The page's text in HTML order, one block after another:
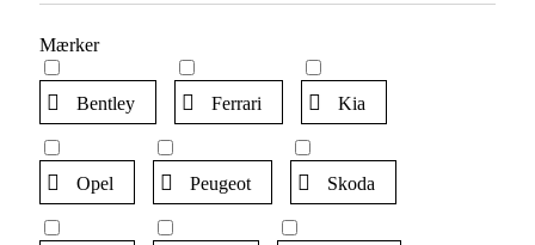
Mærker
Bentley Ferrari Kia
Opel Peugeot Skoda